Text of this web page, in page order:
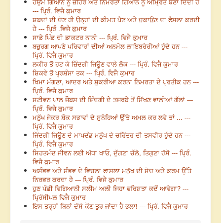
--- ਪ੍ਰਿੰ. ਵਿਜੈ ਕੁਮਾਰ
ਸ਼ਬਦਾਂ ਦੀ ਚੋਣ ਹੀ ਉਨ੍ਹਾਂ ਦੀ ਕੀਮਤ ਪੈਣ ਅਤੇ ਚੁਕਾਉਣ ਦਾ ਫੈਸਲਾ ਕਰਦੀ
ਹੈ --- ਪ੍ਰਿੰ .ਵਿਜੈ ਕੁਮਾਰ
ਸਾਡੇ ਪਿੰਡ ਦੀ ਡਾਕਟਰ ਨਾਨੀ --- ਪ੍ਰਿੰ. ਵਿਜੈ ਕੁਮਾਰ
ਬਜ਼ੁਰਗ ਆਪਣੇ ਪਰਿਵਾਰਾਂ ਦੀਆਂ ਅਨਮੋਲ ਲਾਇਬਰੇਰੀਆਂ ਹੁੰਦੇ ਹਨ ---
ਪ੍ਰਿੰ. ਵਿਜੈ ਕੁਮਾਰ
ਲਕੀਰ ਤੋਂ ਹਟ ਕੇ ਜ਼ਿੰਦਗੀ ਜਿਊਣ ਵਾਲੇ ਲੋਕ --- ਪ੍ਰਿੰ. ਵਿਜੈ ਕੁਮਾਰ
ਸ਼ਿਕਵੇ ਤੋਂ ਪ੍ਰਸ਼ੰਸਾ ਤਕ --- ਪ੍ਰਿੰ. ਵਿਜੈ ਕੁਮਾਰ
ਖਿਮਾ ਮੰਗਣਾ, ਆਦਰ ਅਤੇ ਸ਼ੁਕਰੀਆ ਕਰਨਾ ਨਿਮਰਤਾ ਦੇ ਪ੍ਰਤੀਕ ਹਨ ---
ਪ੍ਰਿੰ. ਵਿਜੈ ਕੁਮਾਰ
ਸਟੀਵਨ ਪਾਲ ਜੌਬਸ ਦੀ ਜ਼ਿੰਦਗੀ ਦੇ ਤਜਰਬੇ ਤੋਂ ਸਿੱਖਣ ਵਾਲੀਆਂ ਗੱਲਾਂ ---
ਪ੍ਰਿੰ. ਵਿਜੈ ਕੁਮਾਰ
ਮਨੁੱਖ ਜੇਕਰ ਸ਼ੋਕ ਸਭਾਵਾਂ ਦੇ ਸੁਨੇਹਿਆਂ ਉੱਤੇ ਅਮਲ ਕਰ ਲਵੇ ਤਾਂ ... ---
ਪ੍ਰਿੰ. ਵਿਜੈ ਕੁਮਾਰ
ਜਿੰਦਗੀ ਜਿਊਣ ਦੇ ਮਾਪਦੰਡ ਮਨੁੱਖ ਦੇ ਚਰਿੱਤਰ ਦੀ ਤਸਵੀਰ ਹੁੰਦੇ ਹਨ ---
ਪ੍ਰਿੰ. ਵਿਜੈ ਕੁਮਾਰ
ਸਿਹਤਮੰਦ ਜੀਵਨ ਲਈ ਅੱਧਾ ਖਾਓ, ਦੁੱਗਣਾ ਚੱਲੋ, ਤਿਗੁਣਾ ਹੱਸੋ --- ਪ੍ਰਿੰ.
ਵਿਜੈ ਕੁਮਾਰ
ਅਸੰਭਵ ਅਤੇ ਸੰਭਵ ਦੇ ਵਿਚਲਾ ਫਾਸਲਾ ਮਨੁੱਖ ਦੀ ਸੋਚ ਅਤੇ ਕਰਮ ਉੱਤੇ
ਨਿਰਭਰ ਕਰਦਾ ਹੈ --- ਪ੍ਰਿੰ. ਵਿਜੈ ਕੁਮਾਰ
ਹੁਣ ਪੰਛੀ ਵਿਗਿਆਨੀ ਸਲੀਮ ਅਲੀ ਜਿਹਾ ਫਰਿਸ਼ਤਾ ਕਦੋਂ ਆਵੇਗਾ? ---
ਪ੍ਰਿੰਸੀਪਲ ਵਿਜੈ ਕੁਮਾਰ
ਇਸ ਤਰ੍ਹਾਂ ਬਿਨਾਂ ਦੱਸੇ ਕੌਣ ਤੁਰ ਜਾਂਦਾ ਹੈ ਭਲਾ! --- ਪ੍ਰਿੰ. ਵਿਜੈ ਕੁਮਾਰ